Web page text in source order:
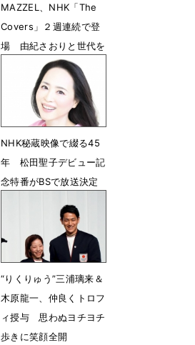
MAZZEL、NHK「The
Covers」２週連続で登
場 由紀さおりと世代を
超えた昭和歌謡トークも
4月30日 14時19分
NHK秘蔵映像で綴る45
年 松田聖子デビュー記
念特番がBSで放送決定
“りくりゅう”三浦璃来＆
木原龍一、仲良くトロフ
ィ授与 思わぬヨチヨチ
歩きに笑顔全開